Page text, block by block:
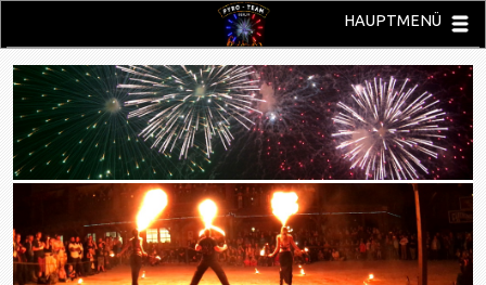
HAUPTMENÜ